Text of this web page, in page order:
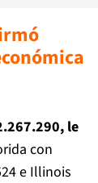
le
con
e Illinois